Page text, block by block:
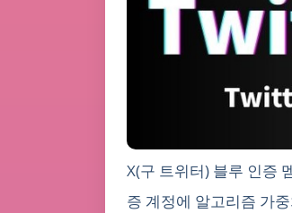
X(구 트위터) 블루 인증
증 계정에 알고리즘 가